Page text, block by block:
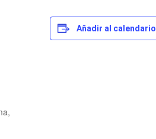
Añadir al calendario